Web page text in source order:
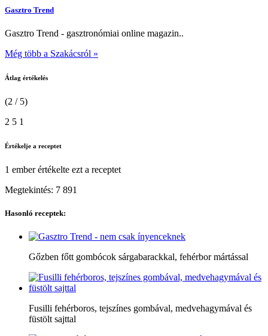
Gasztro Trend
Gasztro Trend - gasztronómiai online magazin..
Még több a Szakácsról »
Átlag értékelés
(2 / 5)
2 5 1
Értékelje a receptet
1 emberértékelte ezt a receptet
Megtekintés: 7 891
Hasonló receptek:
Gőzben főtt gombócok sárgabarackkal, fehérbor mártással
Fusilli fehérboros, tejszínes gombával, medvehagymával és
füstölt sajttal